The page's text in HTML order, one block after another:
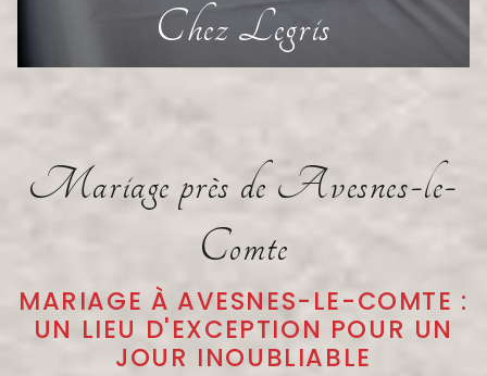
Chez Legris
Mariage près de Avesnes-le-
Comte
MARIAGE À AVESNES-LE-COMTE :
UN LIEU D'EXCEPTION POUR UN
JOUR INOUBLIABLE